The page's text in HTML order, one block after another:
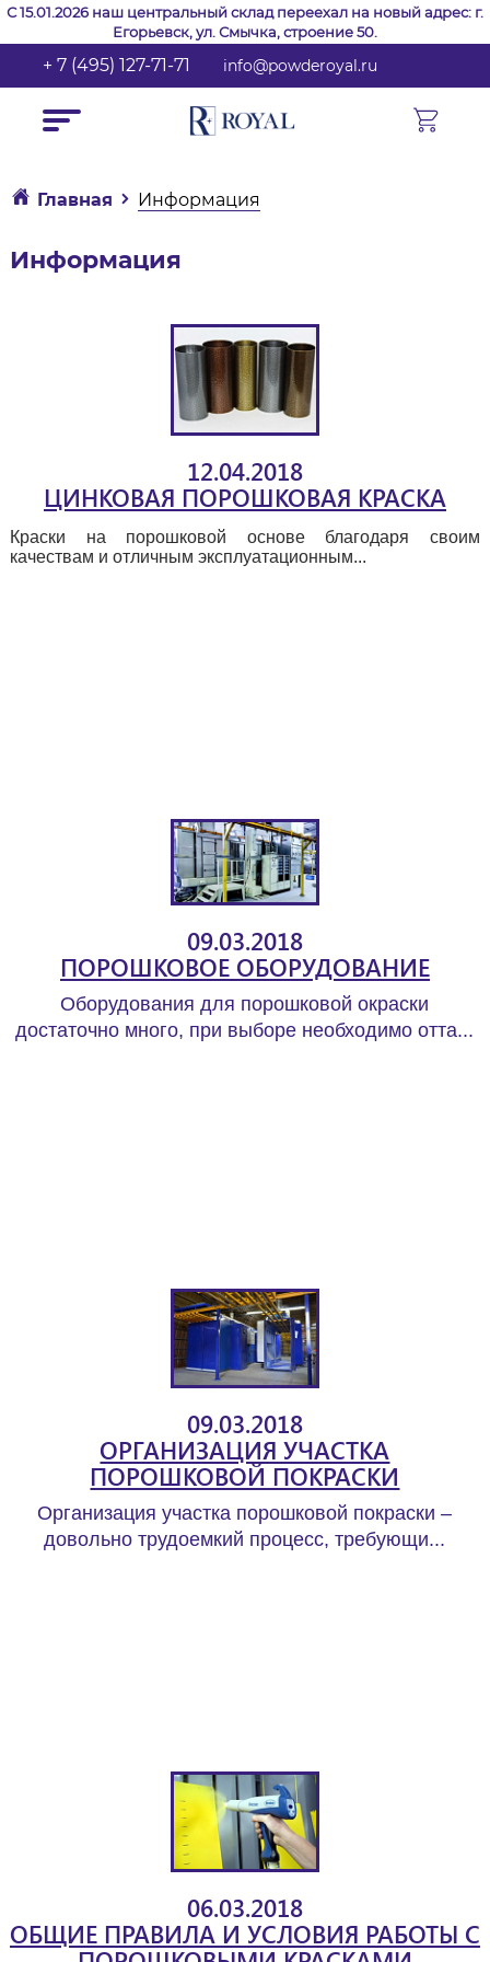
С 15.01.2026 наш центральный склад переехал на новый адрес: г.
Егорьевск, ул. Смычка, строение 50.
+ 7 (495) 127-71-71 info@powderoyal.ru
Главная Информация
Информация
12.04.2018
ЦИНКОВАЯ ПОРОШКОВАЯ КРАСКА
Краски на порошковой основе благодаря своим
качествам и отличным эксплуатационным...
09.03.2018
ПОРОШКОВОЕ ОБОРУДОВАНИЕ
Оборудования для порошковой окраски
достаточно много, при выборе необходимо отта...
09.03.2018
ОРГАНИЗАЦИЯ УЧАСТКА
ПОРОШКОВОЙ ПОКРАСКИ
Организация участка порошковой покраски –
довольно трудоемкий процесс, требующи...
06.03.2018
ОБЩИЕ ПРАВИЛА И УСЛОВИЯ РАБОТЫ С